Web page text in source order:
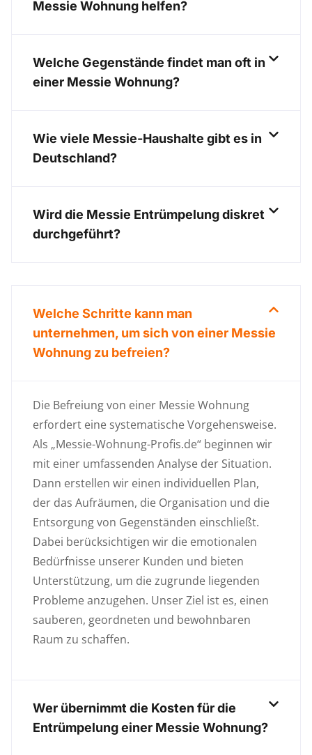
Messie Wohnung helfen?
Welche Gegenstände findet man oft in
einer Messie Wohnung?
Wie viele Messie-Haushalte gibt es in
Deutschland?
Wird die Messie Entrümpelung diskret
durchgeführt?
Welche Schritte kann man
unternehmen, um sich von einer Messie
Wohnung zu befreien?
Die Befreiung von einer Messie Wohnung
erfordert eine systematische Vorgehensweise.
Als „Messie-Wohnung-Profis.de“ beginnen wir
mit einer umfassenden Analyse der Situation.
Dann erstellen wir einen individuellen Plan,
der das Aufräumen, die Organisation und die
Entsorgung von Gegenständen einschließt.
Dabei berücksichtigen wir die emotionalen
Bedürfnisse unserer Kunden und bieten
Unterstützung, um die zugrunde liegenden
Probleme anzugehen. Unser Ziel ist es, einen
sauberen, geordneten und bewohnbaren
Raum zu schaffen.
Wer übernimmt die Kosten für die
Entrümpelung einer Messie Wohnung?